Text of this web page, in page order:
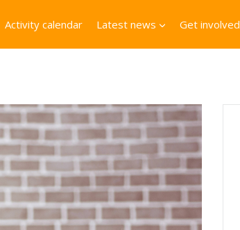
Activity calendar Latest news Get involved